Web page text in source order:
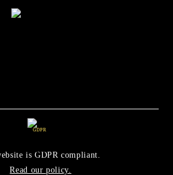
GDPR
is GDPR compliant.
Read our policy.